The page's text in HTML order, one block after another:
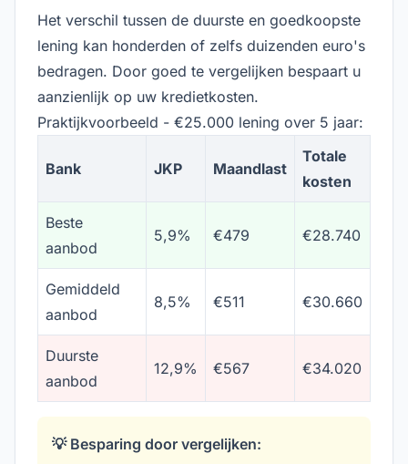
Het verschil tussen de duurste en goedkoopste
lening kan honderden of zelfs duizenden euro's
bedragen. Door goed te vergelijken bespaart u
aanzienlijk op uw kredietkosten.
Praktijkvoorbeeld - €25.000 lening over 5 jaar:
Bank JKP Maandlast
Totale
kosten
Beste
aanbod
5,9% €479 €28.740
Gemiddeld
aanbod
8,5% €511 €30.660
Duurste
aanbod
12,9% €567 €34.020
💡 Besparing door vergelijken: